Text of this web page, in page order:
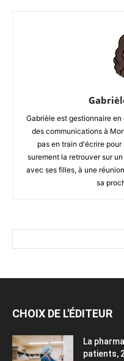
Gabrièle est gestionnaire
des communications à
pas en train d'écrire
surement la retrouver sur
avec ses filles, à une
sa
CHOIX DE L'ÉDITEUR
La
patients,